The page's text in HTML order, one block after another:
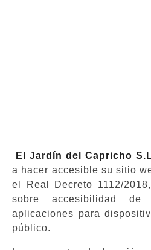
El Jardín del Capricho
a hacer accesible su sitio
el
Real Decreto 1112/
sobre accesibilidad
aplicaciones para
público.